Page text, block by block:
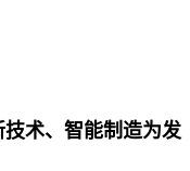
术、智能制造为发